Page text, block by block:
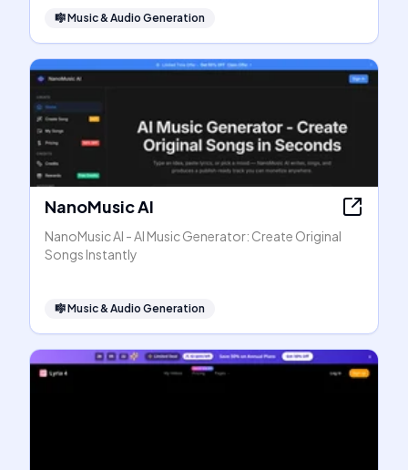
🎼Music & Audio Generation
NanoMusic AI
NanoMusic AI - AI Music Generator: Create Original
Songs Instantly
🎼Music & Audio Generation